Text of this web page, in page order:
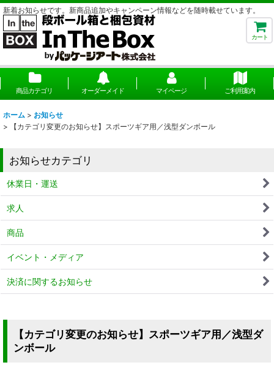
新着お知らせです。新商品追加やキャンペーン情報などを随時載せています。
カート
商品カテゴリ オーダーメイド マイページ ご利用案内
ホーム > お知らせ
>
【カテゴリ変更のお知らせ】スポーツギア用／浅型ダンボール
【カテゴリ変更のお知らせ】スポーツギア用／浅型ダ
ンボール
お知らせカテゴリ
休業日・運送
求人
商品
イベント・メディア
決済に関するお知らせ